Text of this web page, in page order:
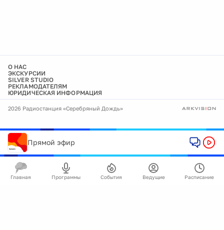
О НАС
ЭКСКУРСИИ
SILVER STUDIO
РЕКЛАМОДАТЕЛЯМ
ЮРИДИЧЕСКАЯ ИНФОРМАЦИЯ
2026 Радиостанция «Серебряный Дождь»
Прямой эфир
Главная Программы События Ведущие Расписание